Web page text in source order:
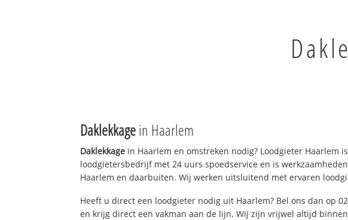
Daklekkagein Haarlem
Daklekkage in Haarlem en omstreken nodig? Loodgieter Haarlem
loodgietersbedrijf met 24 uurs spoedservice en is
Haarlem en daarbuiten. Wij werken uitsluitend met ervaren
Heeft u direct een loodgieter nodig uit Haarlem? Bel ons dan op
en krijg direct een vakman aan de lijn. Wij zijn vrijwel altijd